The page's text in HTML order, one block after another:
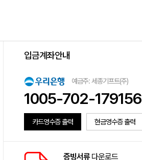
입금계좌안내
예금주: 세종기프트(주)
1005-702-179156
카드영수증 출력 현금영수증 출력
증빙서류다운로드